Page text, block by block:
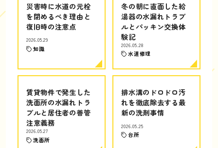
災害時に水道の元栓
を閉めるべき理由と
復旧時の注意点
2026.05.29
知識
冬の朝に直面した給
湯器の水漏れトラブ
ルとパッキン交換体
験記
2026.05.28
水道修理
賃貸物件で発生した
洗面所の水漏れトラ
ブルと居住者の善管
注意義務
2026.05.27
洗面所
排水溝のドロドロ汚
れを徹底除去する最
新の洗剤事情
2026.05.25
台所